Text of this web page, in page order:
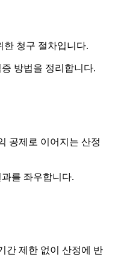
한 청구 절차입니다.
방법을 정리합니다.
공제로 이어지는 산정
를 좌우합니다.
간 제한 없이 산정에 반